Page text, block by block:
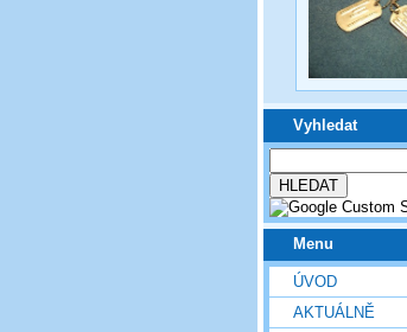
Vyhledat
Menu
ÚVOD
AKTUÁLNĚ